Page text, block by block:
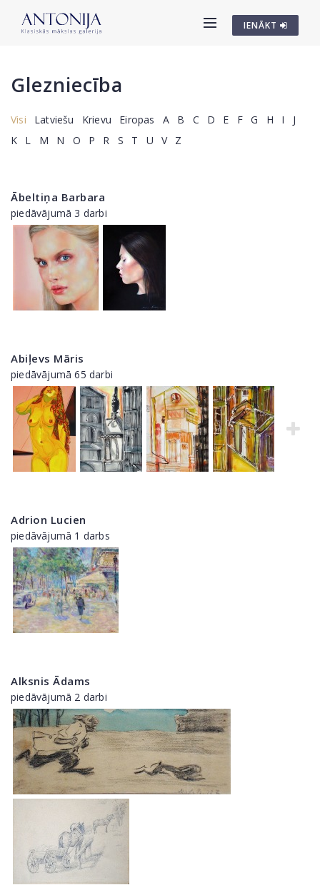
IENĀKT
Glezniecība
Visi Latviešu Krievu Eiropas A B C D E F G H I
J
K
L M N O P R S T U V Z
Ābeltiņa Barbara
piedāvājumā 3 darbi
Abiļevs Māris
piedāvājumā 65 darbi
Adrion Lucien
piedāvājumā 1 darbs
Alksnis Ādams
piedāvājumā 2 darbi